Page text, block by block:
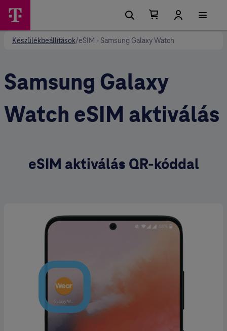
Készülékbeállítások/eSIM - Samsung Galaxy Watch
Samsung Galaxy
Watch eSIM aktiválás
eSIM aktiválás QR-kóddal